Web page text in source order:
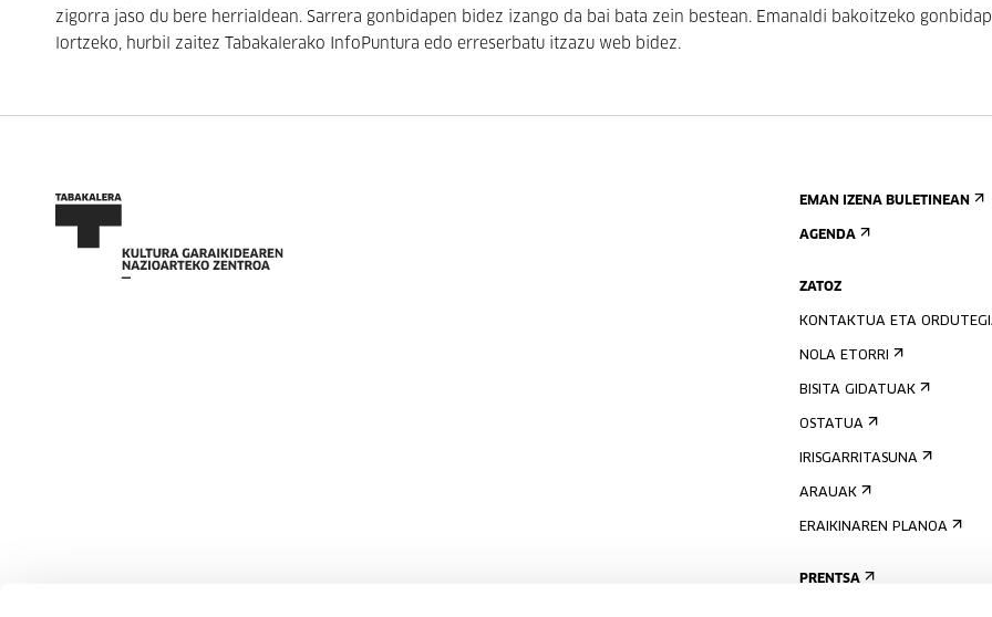
zigorra jaso du bere herrialdean. Sarrera gonbidapen bidez izango da bai bata zein bestean. Emanaldi bakoitzeko
lortzeko, hurbil zaitez Tabakalerako InfoPuntura edo erreserbatu itzazu web bidez.
EMAN IZENA BULETINEAN
AGENDA
ZATOZ
KONTAKTUA ETA
NOLA ETORRI
BISITA GIDATUAK
OSTATUA
IRISGARRITASUNA
ARAUAK
ERAIKINAREN PLANOA
PRENTSA